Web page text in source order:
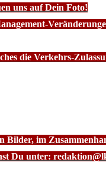
uns auf Dein Foto!
die Verkehrs-
im
Du unter: